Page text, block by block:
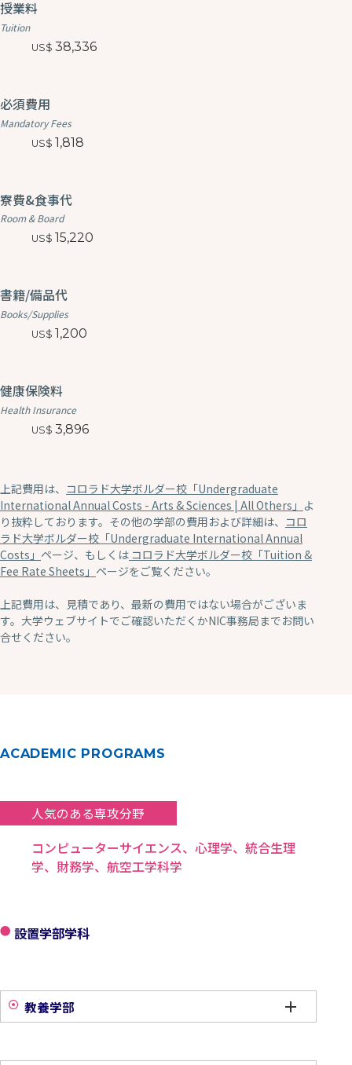
授業料
Tuition
38,336
必須費用
Mandatory Fees
1,818
寮費&食事代
Room & Board
15,220
書籍/備品代
Books/Supplies
1,200
健康保険料
Health Insurance
3,896
上記費用は、 コロラド大学ボルダー校「Undergraduate
International Annual Costs - Arts & Sciences | All Others」 よ
り抜粋しております。その他の学部の費用および詳細は、 コロ
ラド大学ボルダー校「Undergraduate International Annual
Costs」 ページ、もしくは コロラド大学ボルダー校「Tuition &
Fee Rate Sheets」 ページをご覧ください。
上記費用は、見積であり、最新の費用ではない場合がございま
す。大学ウェブサイトでご確認いただくかNIC事務局までお問い
合せください。
ACADEMIC PROGRAMS
人気のある専攻分野
コンピューターサイエンス、心理学、統合生理
学、財務学、航空工学科学
設置学部学科
教養学部